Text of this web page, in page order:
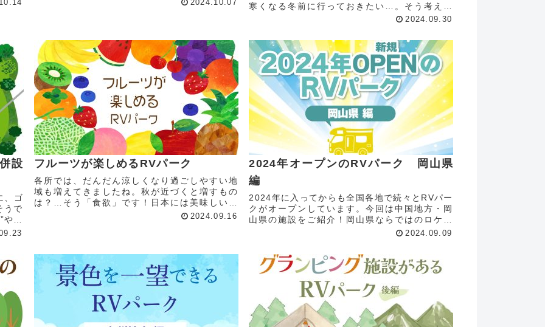
2024.10.07
寒くなる冬前に行っておきたい…。そう考えて
いる方も多いのではないでしょうか。旅行の事
クしておきましょう。RVパー...
2024.09.30
設
、ゴ
うで
や、
併設
フルーツが楽しめるRVパーク
各所では、だんだん涼しくなり過ごしやすい地
域も増えてきましたね。秋が近づくと増すもの
は？…そう「食欲」です！日本には美味しいも
のがたくさんありますが、今回はフルーツにポ
2024.09.16
2024年オープンのRVパーク 岡山県
編
2024年に入ってからも全国各地で続々とRVパー
クがオープンしています。今回は中国地方・岡
山県の施設をご紹介！岡山県ならではのロケー
ションと共にぜひ楽しんでください。RVパーク
ープン瀬戸内海...
2024.09.09